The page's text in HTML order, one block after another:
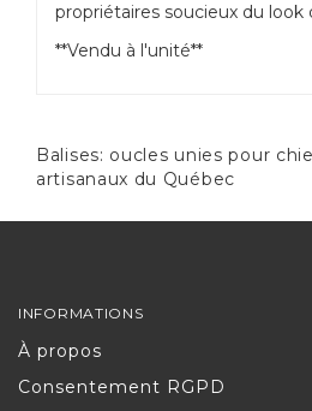
propriétaires soucieux du
**Vendu à l'unité**
Balises: oucles unies pour
artisanaux du Québec
INFORMATIONS
À propos
Consentement RGPD